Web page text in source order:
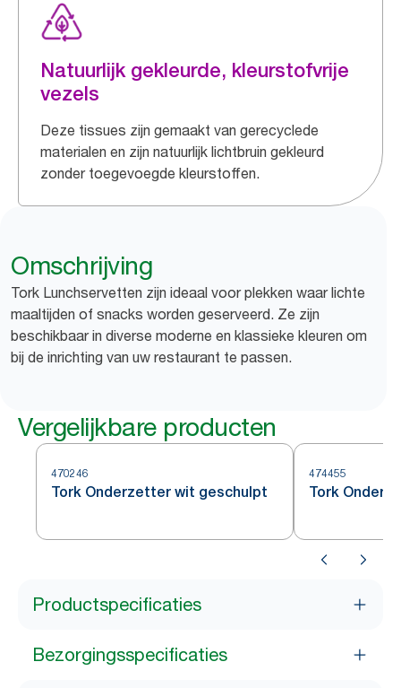
Natuurlijk gekleurde, kleurstofvrije
vezels
Deze tissues zijn gemaakt van gerecyclede
materialen en zijn natuurlijk lichtbruin gekleurd
zonder toegevoegde kleurstoffen.
Omschrijving
Tork Lunchservetten zijn ideaal voor plekken waar lichte
maaltijden of snacks worden geserveerd. Ze zijn
beschikbaar in diverse moderne en klassieke kleuren om
bij de inrichting van uw restaurant te passen.
Vergelijkbare producten
470246
Tork Onderzetter wit geschulpt
474455
Tork
Productspecificaties
Bezorgingsspecificaties